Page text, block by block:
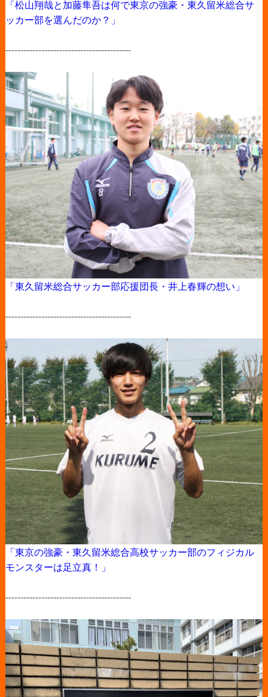
「松山翔哉と加藤隼吾は何で東京の強豪・東久留米総合サ
ッカー部を選んだのか？」
------------------------------------------
「東久留米総合サッカー部応援団長・井上春輝の想い」
------------------------------------------
「東京の強豪・東久留米総合高校サッカー部のフィジカル
モンスターは足立真！」
------------------------------------------